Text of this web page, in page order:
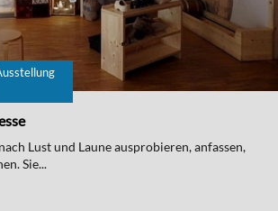
Lust und Laune ausprobieren, anfassen,
Sie...